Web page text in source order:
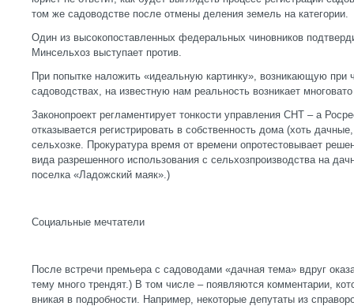
том же садоводстве после отмены деления земель на категории.
Один из высокопоставленных федеральных чиновников
Минсельхоз выступает против.
При попытке наложить «идеальную картинку», возникающую при
садоводствах, на известную нам реальность возникает
Законопроект регламентирует тонкости управления СНТ – а
отказывается регистрировать в собственность дома (хоть
сельхозке. Прокуратура время от времени опротестовывает
вида разрешенного использования с сельхозпроизводства на
поселка «Ладожский маяк».)
Социальные мечтатели
После встречи премьера с садоводами «дачная тема» вдруг
тему много трендят.) В том числе – появляются комментарии,
вникая в подробности. Например, некоторые депутаты из